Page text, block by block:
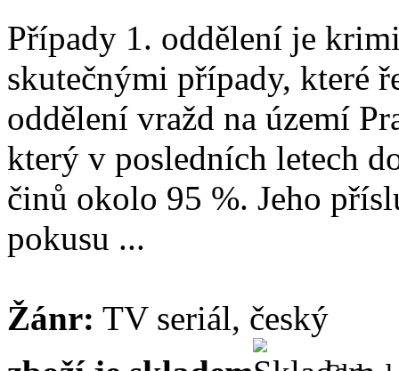
Případy 1. oddělení je
skutečnými případy, které
oddělení vražd na území
který v posledních letech
činů okolo 95 %. Jeho
pokusu ...
Žánr: TV seriál, český